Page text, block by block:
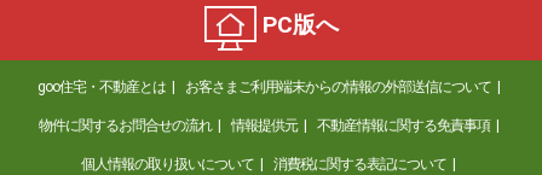
5.60万円
住 所
山梨県南アルプス市在家塚
専有面積 23.72m²
間取り
1K
山梨県甲府市上石田４丁目
PC版へ
goo住宅・不動産とは お客さまご利用端末からの情報の外部送信について
物件に関するお問合せの流れ 情報提供元 不動産情報に関する免責事項
個人情報の取り扱いについて 消費税に関する表記について